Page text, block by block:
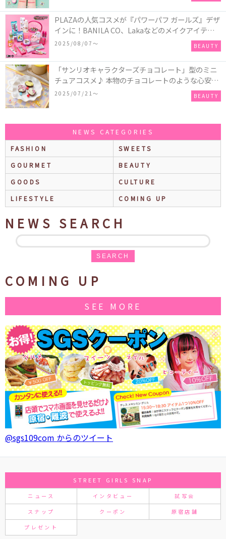
PLAZAの人気コスメが『パワーパフ ガールズ』デザ
インに！BANILA CO、Lakaなどのメイクアイテム
に、＆honeyやSign+などのヘアアイテム、VTや
2025/08/07〜 BEAUTY
「サンリオキャラクターズチョコレート」型のミニ
チュアコスメ♪ 本物のチョコレートのような心安ら
ぐ香りの保湿バームが登場！
2025/07/21〜 BEAUTY
NEWS CATEGORIES
FASHION
SWEETS
GOURMET
BEAUTY
GOODS
CULTURE
LIFESTYLE
COMING UP
NEWS SEARCH
SEARCH
COMING UP
SEE MORE
@sgs109com からのツイート
STREET GIRLS SNAP
ニュース インタビュー 試写会
スナップ クーポン 原宿店舗
プレゼント